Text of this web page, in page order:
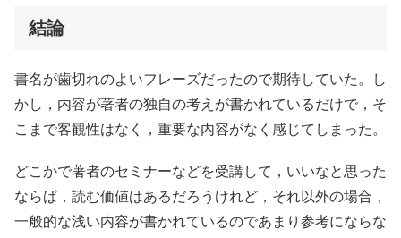
結論
書名が歯切れのよいフレーズだったので期待していた。し
かし，内容が著者の独自の考えが書かれているだけで，そ
こまで客観性はなく，重要な内容がなく感じてしまった。
どこかで著者のセミナーなどを受講して，いいなと思った
ならば，読む価値はあるだろうけれど，それ以外の場合，
一般的な浅い内容が書かれているのであまり参考にならな